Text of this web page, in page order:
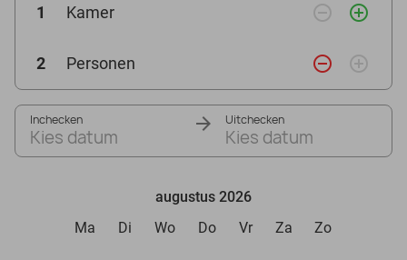
1 Kamer remove_circle_outline add_circle_outline
2 Personen remove_circle_outline add_circle_outline
Inchecken
Kies datum
Uitchecken
Kies datum
augustus 2026
Ma
Di Wo Do Vr Za Zo